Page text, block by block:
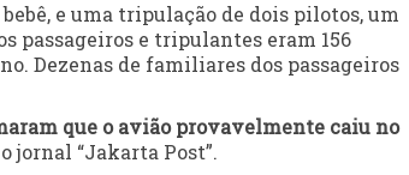
e uma tripulação de dois pilotos, um
passageiros e tripulantes eram 156
Dezenas de familiares dos passageiros
que o avião provavelmente caiu no
jornal “Jakarta Post”.